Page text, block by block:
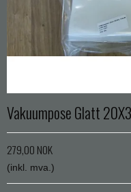
Vakuumpose Glatt
279,00 NOK
(inkl. mva.)